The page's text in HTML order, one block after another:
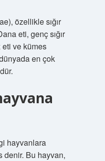
özellikle sığır
eti, genç sığır
ve kümes
en çok
hayvanlara
denir. Bu hayvan,